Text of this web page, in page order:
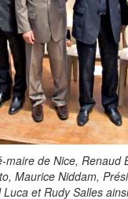
de Nice,
Maurice Niddam,
et Rudy Salles